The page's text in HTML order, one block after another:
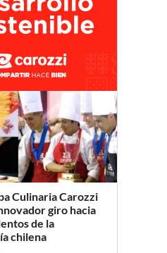
Culinaria Carozzi
giro hacia
de la
chilena